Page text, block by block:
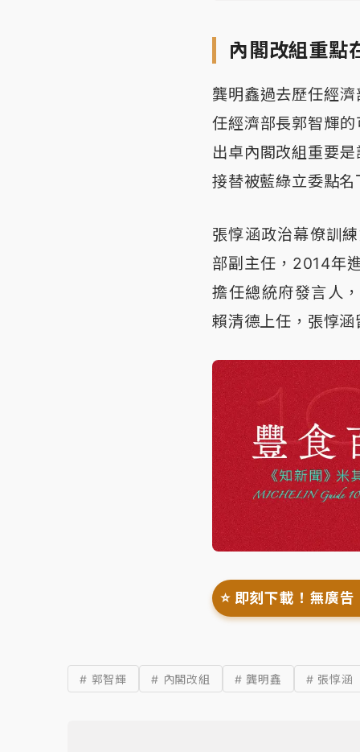
內閣改組重
龔明鑫過去歷任經
任經濟部長郭智輝
出卓內閣改組重要
接替被藍綠立委點
張惇涵政治幕僚訓
部副主任，2014年
擔任總統府發言人
賴清德上任，張惇
⭐️ 即刻下載！無廣
# 郭智輝 # 內閣改組 # 龔明鑫 # 張惇涵